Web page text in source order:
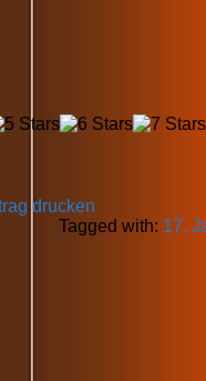
drucken
Tagged with: 17.